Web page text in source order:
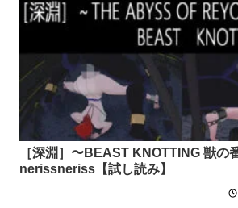
［深淵］〜BEAST KNOTTING 獣の番
nerissneriss【試し読み】